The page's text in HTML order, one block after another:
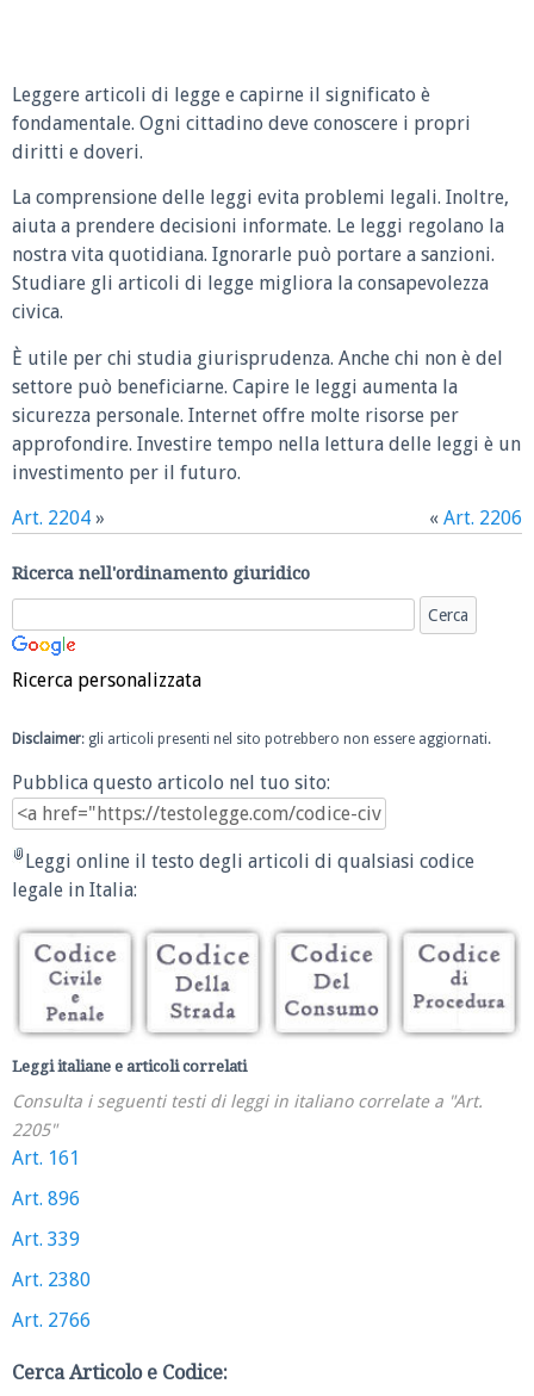
Leggere articoli di legge e capirne il significato è
fondamentale. Ogni cittadino deve conoscere i propri
diritti e doveri.
La comprensione delle leggi evita problemi legali. Inoltre,
aiuta a prendere decisioni informate. Le leggi regolano la
nostra vita quotidiana. Ignorarle può portare a sanzioni.
Studiare gli articoli di legge migliora la consapevolezza
civica.
È utile per chi studia giurisprudenza. Anche chi non è del
settore può beneficiarne. Capire le leggi aumenta la
sicurezza personale. Internet offre molte risorse per
approfondire. Investire tempo nella lettura delle leggi è un
investimento per il futuro.
Art. 2204 » « Art. 2206
Ricerca nell'ordinamento giuridico
Ricerca personalizzata
Disclaimer: gli articoli presenti nel sito potrebbero non essere aggiornati.
Pubblica questo articolo nel tuo sito:
Leggi online il testo degli articoli di qualsiasi codice
legale in Italia:
Leggi italiane e articoli correlati
Consulta i seguenti testi di leggi in italiano correlate a "Art.
2205"
Art. 161
Art. 896
Art. 339
Art. 2380
Art. 2766
Cerca Articolo e Codice: